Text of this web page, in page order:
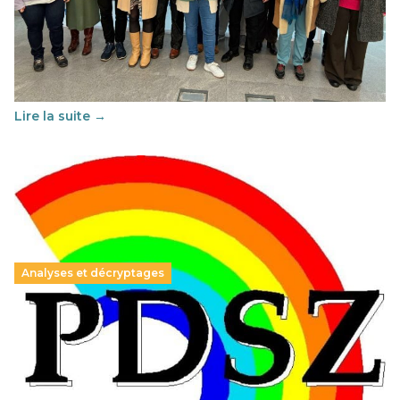
franco-espagnol pour changer d’approche
29 juin 2026-National
Cette année, l'UNSA Éducation a mené un projet Erasmus
soutenu par l'union Européenne et centré sur l'éducation
au vivre-ensemble : quelles différences entre la France…
Lire la suite →
Analyses et décryptages
Hongrie : du changement pour les politiques
éducatives, aussi !
25 juin 2026
En Hongrie, le conservateur Peter Magyar et son parti